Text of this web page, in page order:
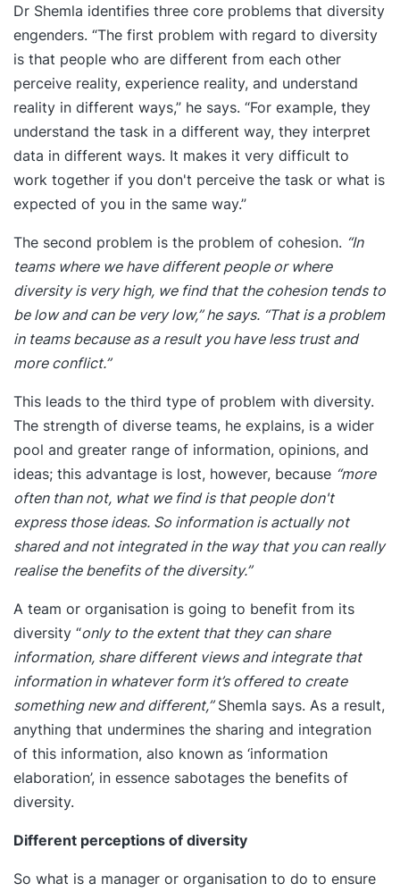
Materiaal De prijs voor het lesmateriaal is €
95,27 (excl. btw). Je krijgt hiervoor: Persoonlijke
licentie voor de leeromgeving Jam cultures
van de accommodatie, koffie/thee en een
gevarieerde lunch is in totaal € 160,00 (excl.
Dr Shemla identifies three core problems that diversity
engenders. “The first problem with regard to diversity
is that people who are different from each other
perceive reality, experience reality, and understand
reality in different ways,” he says. “For example, they
understand the task in a different way, they interpret
data in different ways. It makes it very difficult to
work together if you don't perceive the task or what is
expected of you in the same way.”
The second problem is the problem of cohesion. “In
teams where we have different people or where
diversity is very high, we find that the cohesion tends to
be low and can be very low,” he says. “That is a problem
in teams because as a result you have less trust and
more conflict.”
This leads to the third type of problem with diversity.
The strength of diverse teams, he explains, is a wider
pool and greater range of information, opinions, and
ideas; this advantage is lost, however, because “more
often than not, what we find is that people don't
express those ideas. So information is actually not
shared and not integrated in the way that you can really
realise the benefits of the diversity.”
A team or organisation is going to benefit from its
diversity “only to the extent that they can share
information, share different views and integrate that
information in whatever form it’s offered to create
something new and different,”Shemla says. As a result,
anything that undermines the sharing and integration
of this information, also known as ‘information
elaboration’, in essence sabotages the benefits of
diversity.
Different perceptions of diversity
So what is a manager or organisation to do to ensure